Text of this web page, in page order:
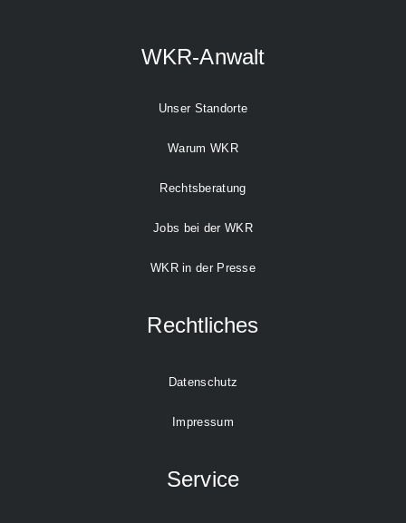
WKR-Anwalt
Unser Standorte
Warum WKR
Rechtsberatung
Jobs bei der WKR
WKR in der Presse
Rechtliches
Datenschutz
Impressum
Service